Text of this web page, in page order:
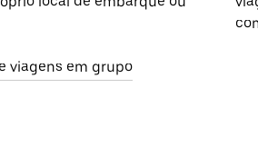
viagens em grupo